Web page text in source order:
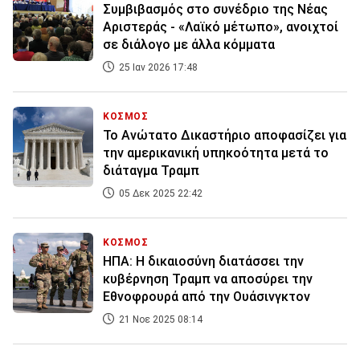
Συμβιβασμός στο συνέδριο της Νέας
Αριστεράς - «Λαϊκό μέτωπο», ανοιχτοί
σε διάλογο με άλλα κόμματα
25 Ιαν 2026 17:48
ΚΟΣΜΟΣ
Το Ανώτατο Δικαστήριο αποφασίζει για
την αμερικανική υπηκοότητα μετά το
διάταγμα Τραμπ
05 Δεκ 2025 22:42
ΚΟΣΜΟΣ
ΗΠΑ: Η δικαιοσύνη διατάσσει την
κυβέρνηση Τραμπ να αποσύρει την
Εθνοφρουρά από την Ουάσινγκτον
21 Νοε 2025 08:14